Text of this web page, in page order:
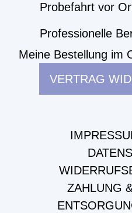
Probefahrt vor
Professionelle
Meine Bestellung im
VERTRAG
ZAHLUNG